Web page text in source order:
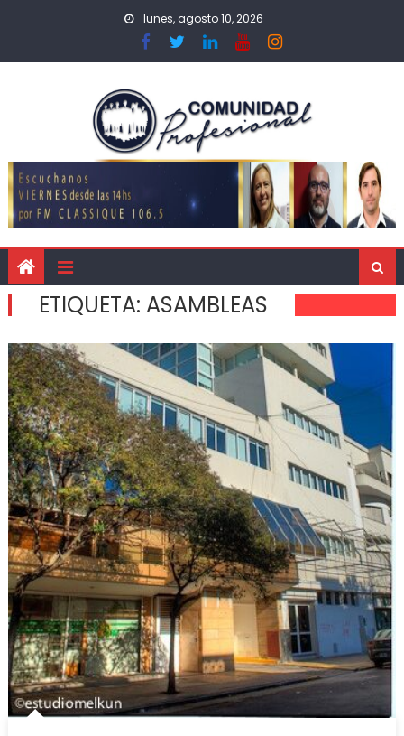
lunes, agosto 10, 2026
ETIQUETA: ASAMBLEAS